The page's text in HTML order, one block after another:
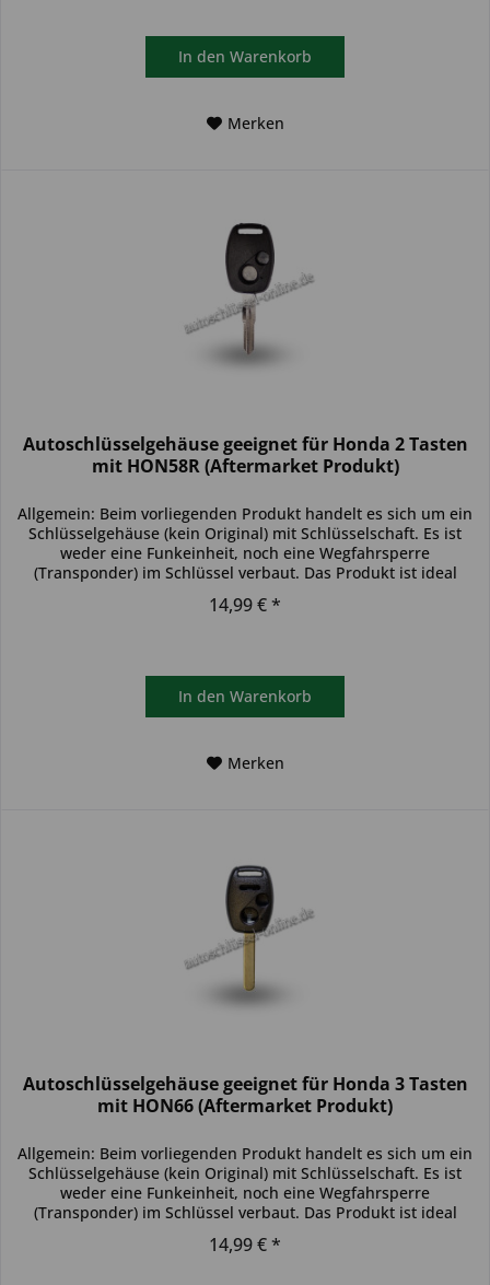
In den Warenkorb
Merken
Autoschlüsselgehäuse geeignet für Honda 2 Tasten
mit HON58R (Aftermarket Produkt)
Allgemein: Beim vorliegenden Produkt handelt es sich um ein
Schlüsselgehäuse (kein Original) mit Schlüsselschaft. Es ist
weder eine Funkeinheit, noch eine Wegfahrsperre
(Transponder) im Schlüssel verbaut. Das Produkt ist ideal
14,99 € *
In den Warenkorb
Merken
Autoschlüsselgehäuse geeignet für Honda 3 Tasten
mit HON66 (Aftermarket Produkt)
Allgemein: Beim vorliegenden Produkt handelt es sich um ein
Schlüsselgehäuse (kein Original) mit Schlüsselschaft. Es ist
weder eine Funkeinheit, noch eine Wegfahrsperre
(Transponder) im Schlüssel verbaut. Das Produkt ist ideal
14,99 € *